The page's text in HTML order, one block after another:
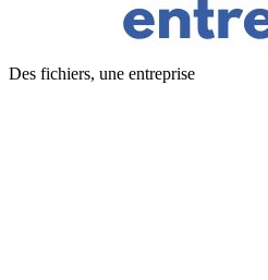
Des fichiers, une entreprise